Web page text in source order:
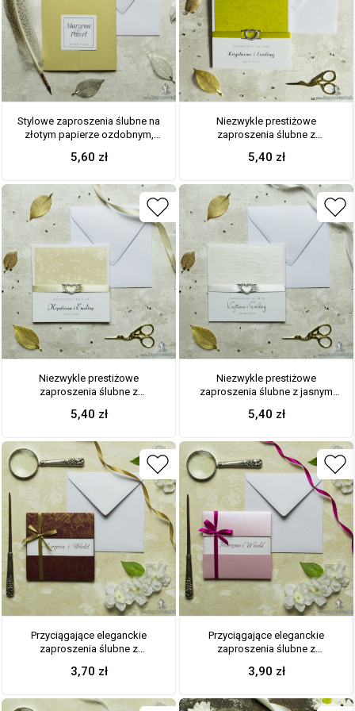
Stylowe zaproszenia ślubne na
złotym papierze ozdobnym,
przyklejanym wnętrzem oraz
59
5,60 zł
Niezwykle prestiżowe
zaproszenia ślubne z
złotymi liśćmi, pistacjowo-żółtą
serca. ZAP-78-75
5,40 zł
Niezwykle prestiżowe
zaproszenia ślubne z
tłoczonymi kwiatami, wstążką w
klamerką w kształcie serca.
ZAP-78-66
5,40 zł
Niezwykle prestiżowe
zaproszenia ślubne z jasnym
nieregularnymi liniami, kremową
serca. ZAP-78-38
5,40 zł
Przyciągające eleganckie
zaproszenia ślubne z
wstążką koloru
wyciętą okładką z bordowego
3,70 zł
Przyciągające eleganckie
zaproszenia ślubne z
wstążką w intensywnym –
wyciętą okładką z różowego,
3,90 zł